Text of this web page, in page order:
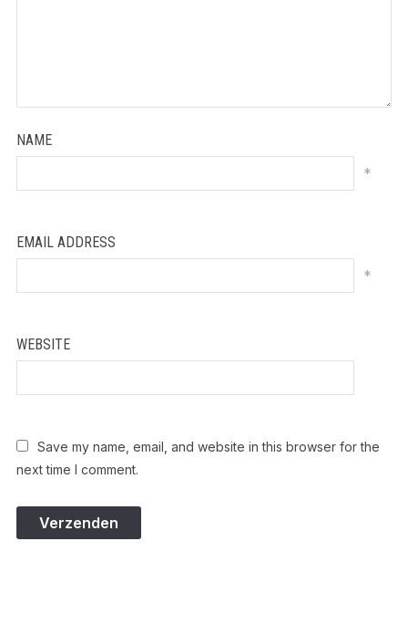
NAME
*
EMAIL ADDRESS
*
WEBSITE
Save my name, email, and website in this browser for the
next time I comment.